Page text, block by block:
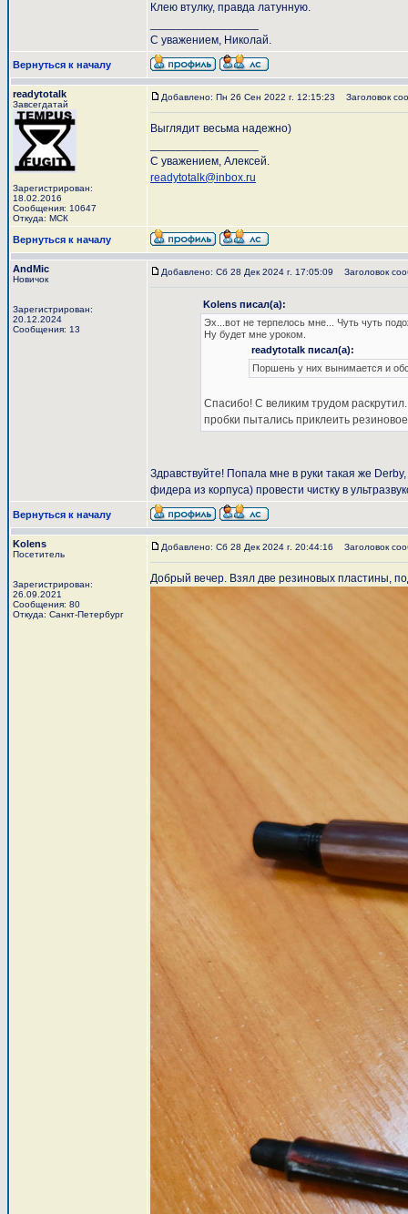
Клею втулку, правда латунную.
С уважением, Николай.
Вернуться к началу
readytotalk
Завсегдатай
Зарегистрирован:
18.02.2016
Сообщения: 10647
Откуда: МСК
Добавлено: Пн 26 Сен 2022 г. 12:15:23 Заголовок
Выглядит весьма надежно)
С уважением, Алексей.
readytotalk@inbox.ru
Вернуться к началу
AndMic
Новичок
Зарегистрирован:
20.12.2024
Сообщения: 13
Добавлено: Сб 28 Дек 2024 г. 17:05:09 Заголовок
Kolens писал(а):
Эх...вот не терпелось мне... Чуть чуть
Ну будет мне уроком.
readytotalk писал(а):
Поршень у них вынимается и
Спасибо! С великим трудом
пробки пытались приклеить
Здравствуйте! Попала мне в руки такая же
фидера из корпуса) провести чистку в
Вернуться к началу
Kolens
Посетитель
Зарегистрирован:
26.09.2021
Сообщения: 80
Откуда: Санкт-Петербург
Добавлено: Сб 28 Дек 2024 г. 20:44:16 Заголовок
Добрый вечер. Взял две резиновых пластины,